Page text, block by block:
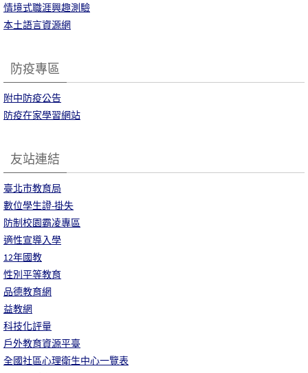
情境式職涯興趣測驗
本土語言資源網
防疫專區
附中防疫公告
防疫在家學習網站
友站連結
臺北市教育局
數位學生證-掛失
防制校園霸凌專區
適性宣導入學
12年國教
性別平等教育
品德教育網
益教網
科技化評量
戶外教育資源平臺
全國社區心理衛生中心一覽表